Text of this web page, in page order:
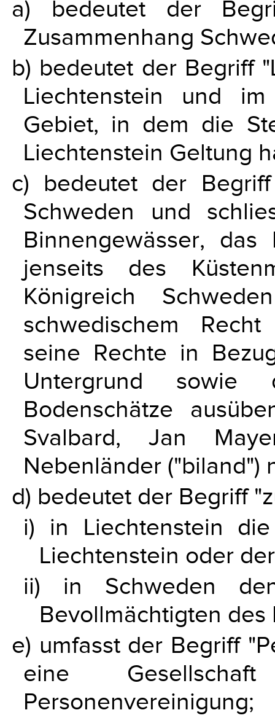
a) bedeutet der
Zusammenhang
b) bedeutet der Begriff
Liechtenstein und
Gebiet, in dem die
Liechtenstein Geltung
c) bedeutet der
Schweden und
Binnengewässer,
jenseits des
Königreich
schwedischem
seine Rechte in
Untergrund sowie
Bodenschätze
Svalbard, Jan
Nebenländer ("biland")
d) bedeutet der Begriff
i) in Liechtenstein
Liechtenstein oder
ii) in Schweden
Bevollmächtigten des
e) umfasst der Begriff
eine
Personenvereinigung;